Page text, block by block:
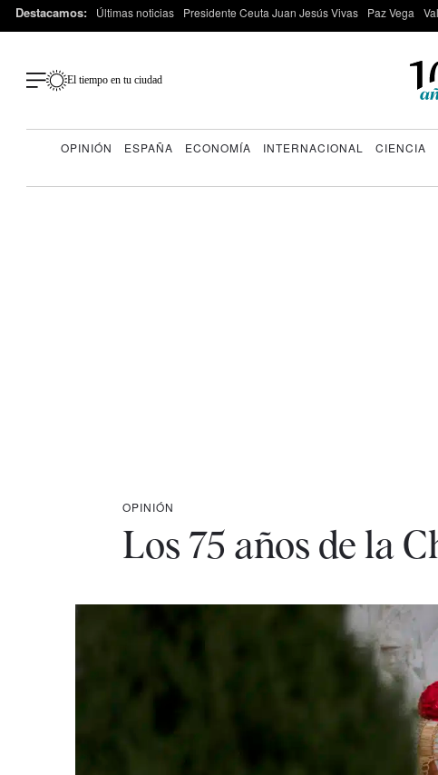
Destacamos: Últimas noticias Presidente Ceuta Juan Jesús Vivas Paz Vega
El tiempo en tu ciudad
OPINIÓN ESPAÑA ECONOMÍA INTERNACIONAL CIENCIA
OPINIÓN
Los 75 años de la